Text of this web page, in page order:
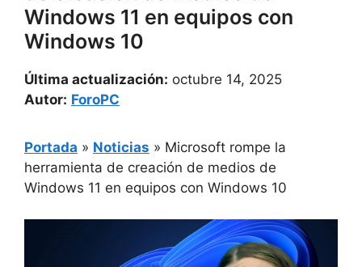
Windows 11 en equipos con
Windows 10
Última actualización: octubre 14, 2025
Autor: ForoPC
Portada » Noticias » Microsoft rompe la
herramienta de creación de medios de
Windows 11 en equipos con Windows 10